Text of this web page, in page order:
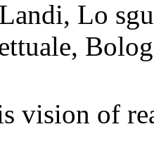
, Lo
,
vision of